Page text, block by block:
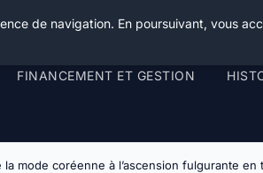
FINANCEMENT ET GESTION
mode coréenne à l’ascension fulgurante en
de navigation. En poursuivant, vous